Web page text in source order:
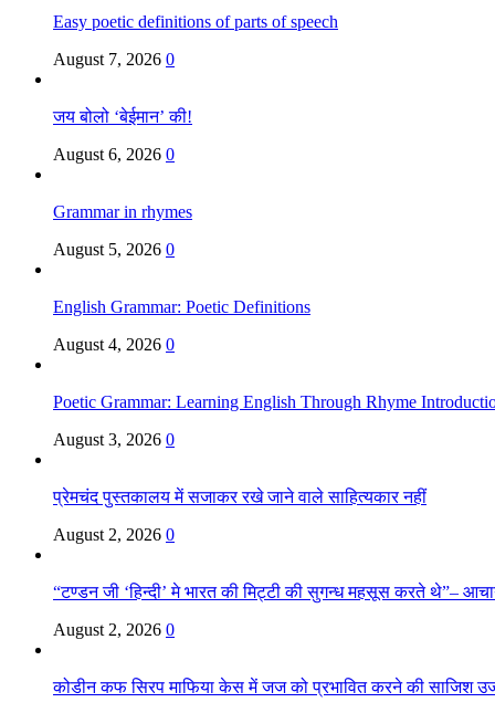
Easy poetic definitions of parts of speech
August 7, 2026 0
जय बोलो ‘बेईमान’ की!
August 6, 2026 0
Grammar in rhymes
August 5, 2026 0
English Grammar: Poetic Definitions
August 4, 2026 0
Poetic Grammar: Learning English Through Rhyme
August 3, 2026 0
प्रेमचंद पुस्तकालय में सजाकर रखे जाने वाले साहित्यकार नहीं
August 2, 2026 0
“टण्डन जी ‘हिन्दी’ मे भारत की मिट्टी की सुगन्ध महसूस करते थे”–
August 2, 2026 0
कोडीन कफ सिरप माफिया केस में जज को प्रभावित करने की साजिश